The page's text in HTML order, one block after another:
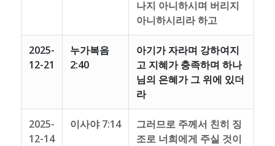
나지 아니하시며 버리지
아니하시리라 하고
2025-
12-21
누가복음
2:40
아기가 자라며 강하여지
고 지혜가 충족하며 하나
님의 은혜가 그 위에 있더
라
2025-
12-14
이사야 7:14
그러므로 주께서 친히 징
조로 너희에게 주실 것이